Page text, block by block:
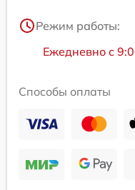
Режим работы:
Ежедневно с
Способы оплаты